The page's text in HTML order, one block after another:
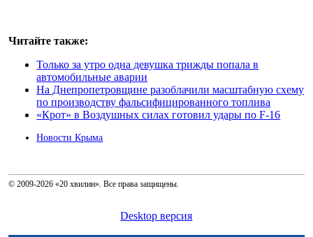
Читайте также:
Только за утро одна девушка трижды попала в
автомобильные аварии
На Днепропетровщине разоблачили масштабную схему
по производству фальсифицированного топлива
«Крот» в Воздушных силах готовил удары по F-16
Новости Крыма
© 2009-2026 «20 хвилин». Все права защищены.
Desktop версия